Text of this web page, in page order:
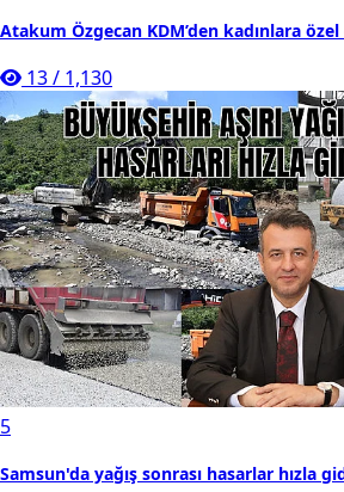
Atakum Özgecan KDM’den kadınlara
13/ 1,130
5
Samsun'da yağış sonrası hasarlar hızla